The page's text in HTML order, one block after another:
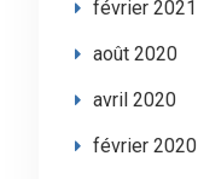
février 2021
août 2020
avril 2020
février 2020